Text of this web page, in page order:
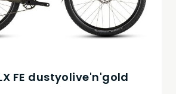
FE dustyolive'n'gold